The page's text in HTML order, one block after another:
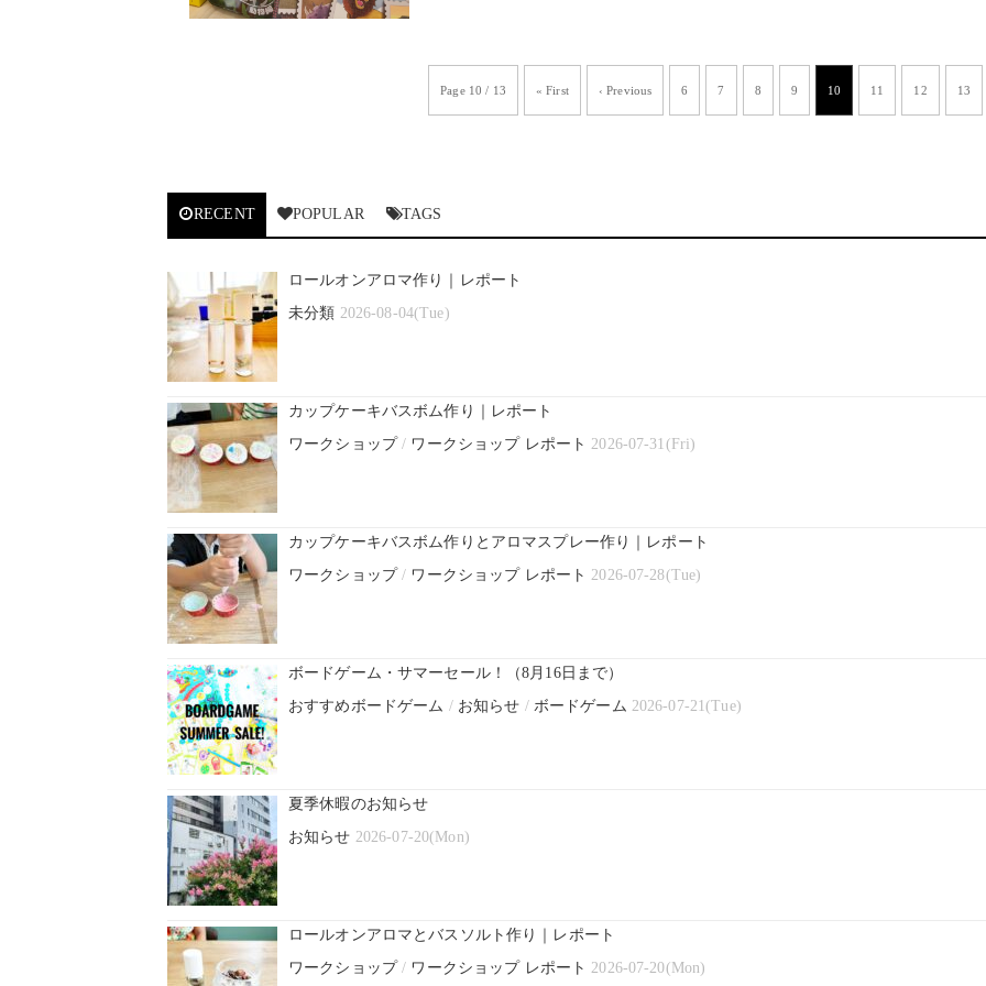
Page 10 / 13 « First ‹ Previous 6 7 8 9 10 11 12 13
RECENT POPULAR TAGS
ロールオンアロマ作り｜レポート
未分類 2026-08-04(Tue)
カップケーキバスボム作り｜レポート
ワークショップ/ ワークショップ レポート 2026-07-31(Fri)
カップケーキバスボム作りとアロマスプレー作り｜レポート
ワークショップ/ ワークショップ レポート 2026-07-28(Tue)
ボードゲーム・サマーセール！（8月16日まで）
おすすめボードゲーム / お知らせ / ボードゲーム 2026-07-21(Tue)
夏季休暇のお知らせ
お知らせ 2026-07-20(Mon)
ロールオンアロマとバスソルト作り｜レポート
ワークショップ/ ワークショップ レポート 2026-07-20(Mon)